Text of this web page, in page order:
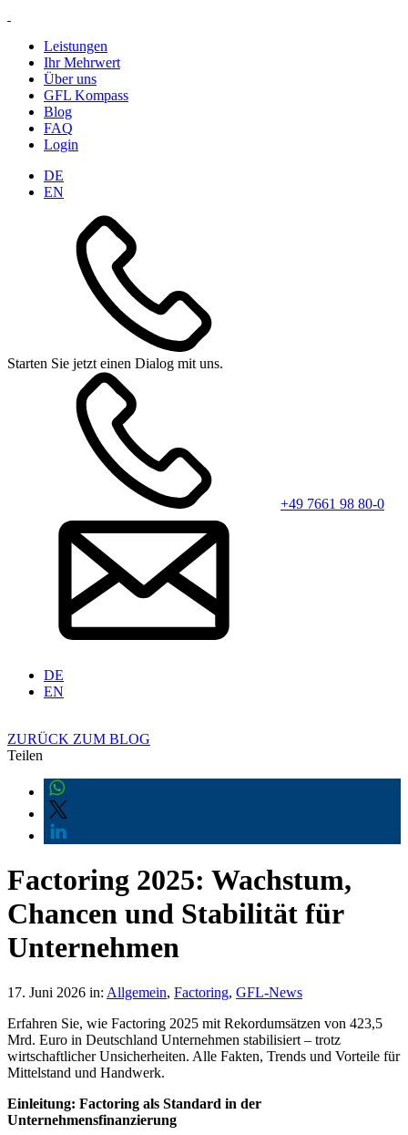
Leistungen
Ihr Mehrwert
Über uns
GFL Kompass
Blog
FAQ
Login
DE
EN
Starten Sie jetzt einen Dialog mit uns.
+49 7661 98 80-0
DE
EN
ZURÜCK ZUM BLOG
Teilen
Factoring 2025: Wachstum,
Chancen und Stabilität für
Unternehmen
17. Juni 2026 in: Allgemein, Factoring, GFL-News
Erfahren Sie, wie Factoring 2025 mit Rekordumsätzen von 423,5
Mrd. Euro in Deutschland Unternehmen stabilisiert – trotz
wirtschaftlicher Unsicherheiten. Alle Fakten, Trends und Vorteile für
Mittelstand und Handwerk.
Einleitung: Factoring als Standard in der
Unternehmensfinanzierung